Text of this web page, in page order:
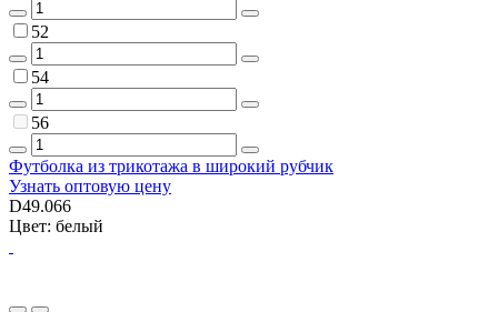
52
54
56
Футболка из трикотажа в широкий рубчик
Узнать оптовую цену
D49.066
Цвет: белый